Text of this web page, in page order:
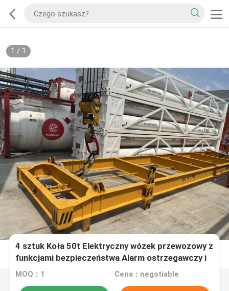
1 / 1
4 sztuk Koła 50t Elektryczny wózek przewozowy z
funkcjami bezpieczeństwa Alarm ostrzegawczy i
zatrzymanie końcowe
MOQ：1 Cena：negotiable